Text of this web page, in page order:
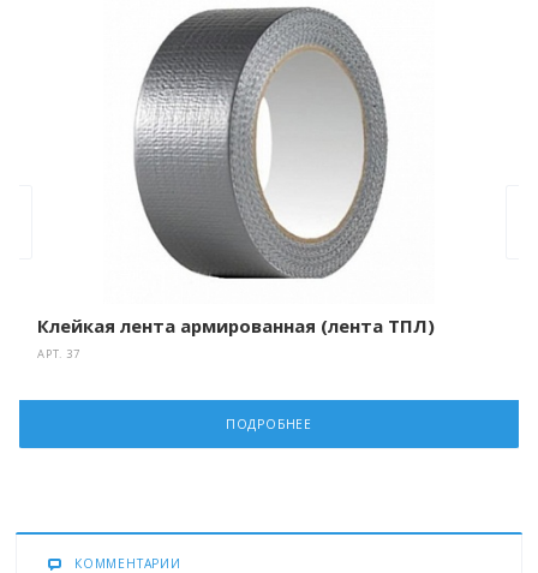
Клейкая лента армированная (лента ТПЛ)
АРТ. 37
ПОДРОБНЕЕ
КОММЕНТАРИИ